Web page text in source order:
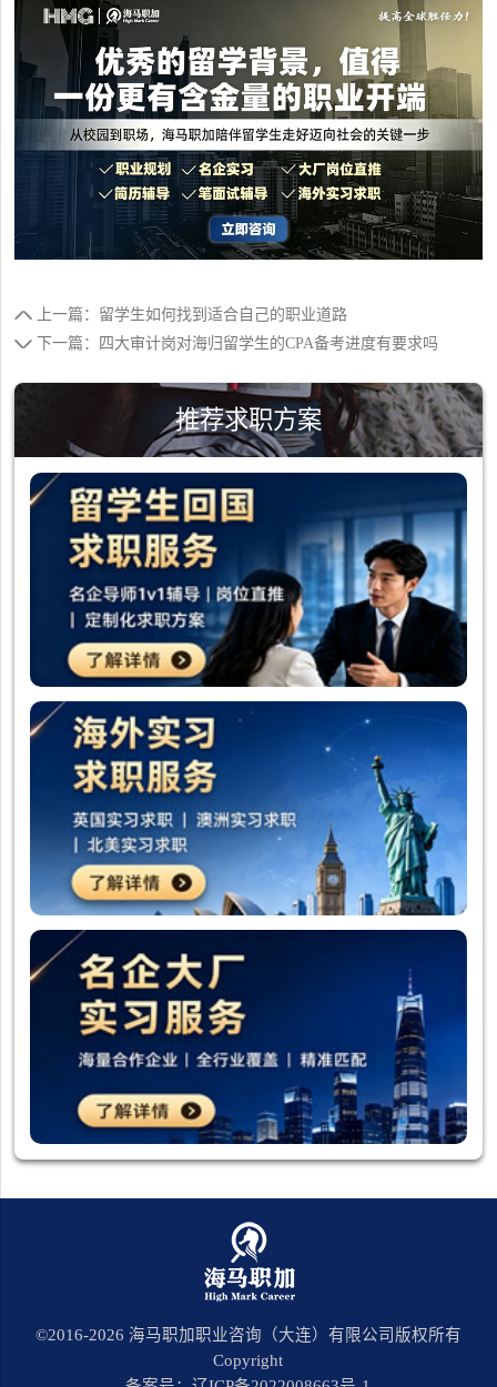
上一篇：留学生如何找到适合自己的职业道路
下一篇：四大审计岗对海归留学生的CPA备考进度有要求吗
推荐求职方案
©2016-2026 海马职加职业咨询（大连）有限公司版权所有
Copyright